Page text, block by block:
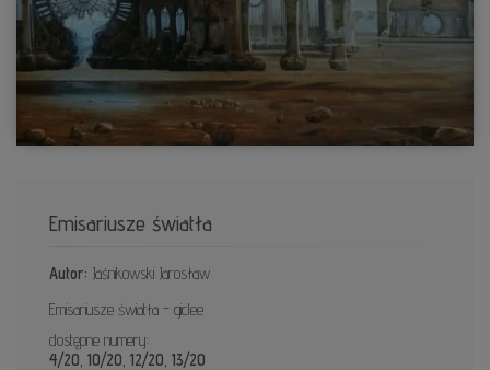
Emisariusze światła
Autor: Jaśnikowski Jarosław
Emisariusze światła - giclee
dostępne numery:
4/20, 10/20, 12/20, 13/20